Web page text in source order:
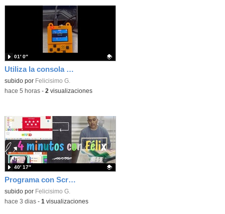
Utiliza la consola Meowbit de KIttenbot para jugar con tus programas MakeCode Arcade
Contenido educativo.
subido por Felicisimo G.
01′ 0″
-hace 5 horas- 2 visualizaciones
Programa con Scratch, 8 diferentes juegos para vivir la emoción de los partidos de España en el mundial 2026
Contenido educativo.
subido por Felicisimo G.
40′ 17″
-hace 3 dias- 1 visualizaciones